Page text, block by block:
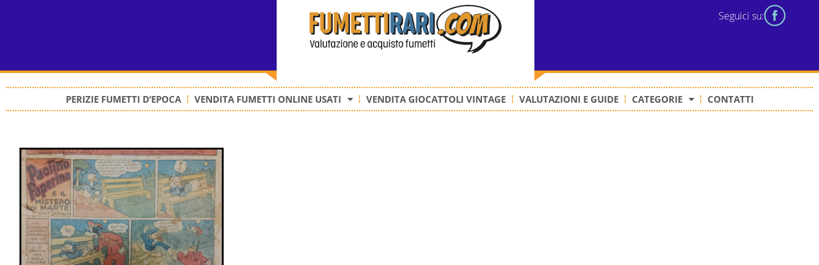
Seguici su:
PERIZIE FUMETTI D’EPOCA VENDITA FUMETTI ONLINE USATI VENDITA GIOCATTOLI VINTAGE VALUTAZIONI E GUIDE CATEGORIE CONTATTI